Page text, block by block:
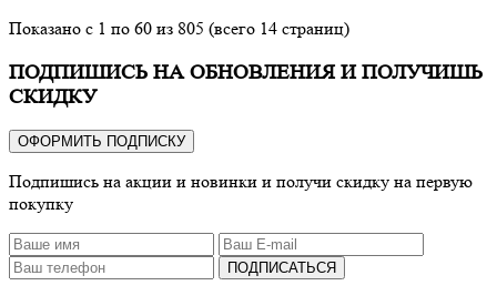
Показано с 1 по 60 из 805 (всего 14 страниц)
ПОДПИШИСЬ НА ОБНОВЛЕНИЯ И ПОЛУЧИШЬ
СКИДКУ
ОФОРМИТЬ ПОДПИСКУ
Подпишись на акции и новинки и получи скидку на первую
покупку
ПОДПИСАТЬСЯ